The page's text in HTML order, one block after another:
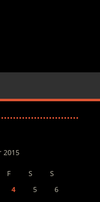
2015
F S
S
4 5
6